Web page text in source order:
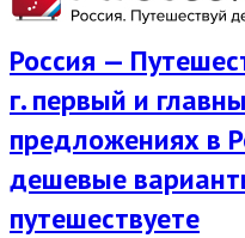
Россия —
г. первый и
предложениях в
дешевые
путешествуете